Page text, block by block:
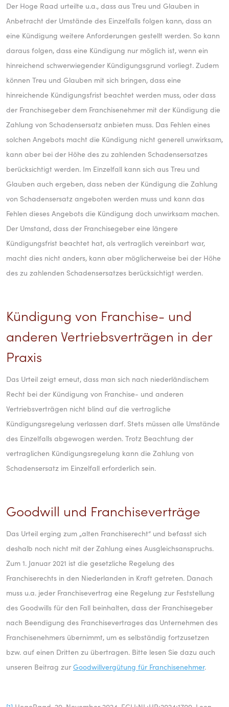
Der Hoge Raad urteilte u.a., dass aus Treu und Glauben in
Anbetracht der Umstände des Einzelfalls folgen kann, dass an
eine Kündigung weitere Anforderungen gestellt werden. So kann
daraus folgen, dass eine Kündigung nur möglich ist, wenn ein
hinreichend schwerwiegender Kündigungsgrund vorliegt. Zudem
können Treu und Glauben mit sich bringen, dass eine
hinreichende Kündigungsfrist beachtet werden muss, oder dass
der Franchisegeber dem Franchisenehmer mit der Kündigung die
Zahlung von Schadensersatz anbieten muss. Das Fehlen eines
solchen Angebots macht die Kündigung nicht generell unwirksam,
kann aber bei der Höhe des zu zahlenden Schadensersatzes
berücksichtigt werden. Im Einzelfall kann sich aus Treu und
Glauben auch ergeben, dass neben der Kündigung die Zahlung
von Schadensersatz angeboten werden muss und kann das
Fehlen dieses Angebots die Kündigung doch unwirksam machen.
Der Umstand, dass der Franchisegeber eine längere
Kündigungsfrist beachtet hat, als vertraglich vereinbart war,
macht dies nicht anders, kann aber möglicherweise bei der Höhe
des zu zahlenden Schadensersatzes berücksichtigt werden.
Kündigung von Franchise- und
anderen Vertriebsverträgen in der
Praxis
Das Urteil zeigt erneut, dass man sich nach niederländischem
Recht bei der Kündigung von Franchise- und anderen
Vertriebsverträgen nicht blind auf die vertragliche
Kündigungsregelung verlassen darf. Stets müssen alle Umstände
des Einzelfalls abgewogen werden. Trotz Beachtung der
vertraglichen Kündigungsregelung kann die Zahlung von
Schadensersatz im Einzelfall erforderlich sein.
Goodwill und Franchiseverträge
Das Urteil erging zum „alten Franchiserecht“ und befasst sich
deshalb noch nicht mit der Zahlung eines Ausgleichsanspruchs.
Zum 1. Januar 2021 ist die gesetzliche Regelung des
Franchiserechts in den Niederlanden in Kraft getreten. Danach
muss u.a. jeder Franchisevertrag eine Regelung zur Feststellung
des Goodwills für den Fall beinhalten, dass der Franchisegeber
nach Beendigung des Franchisevertrages das Unternehmen des
Franchisenehmers übernimmt, um es selbständig fortzusetzen
bzw. auf einen Dritten zu übertragen. Bitte lesen Sie dazu auch
unseren Beitrag zur Goodwillvergütung für Franchisenehmer.